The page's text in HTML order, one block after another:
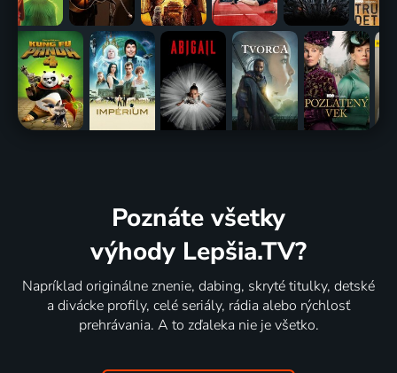
Poznáte všetky
výhody Lepšia.TV?
Napríklad originálne znenie, dabing, skryté titulky, detské
a divácke profily, celé seriály, rádia alebo rýchlosť
prehrávania. A to zďaleka nie je všetko.